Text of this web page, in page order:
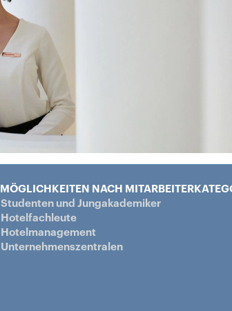
MÖGLICHKEITEN NACH
Studenten und Jungakademiker
Hotelfachleute
Hotelmanagement
Unternehmenszentralen